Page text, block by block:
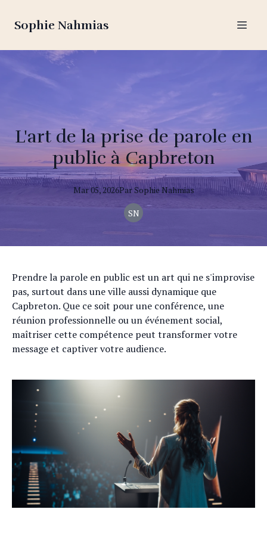
Sophie Nahmias
L'art de la prise de parole en
public à Capbreton
Mar 05, 2026ParSophie Nahmias
SN
Prendre la parole en public est un art qui ne s'improvise
pas, surtout dans une ville aussi dynamique que
Capbreton. Que ce soit pour une conférence, une
réunion professionnelle ou un événement social,
maîtriser cette compétence peut transformer votre
message et captiver votre audience.